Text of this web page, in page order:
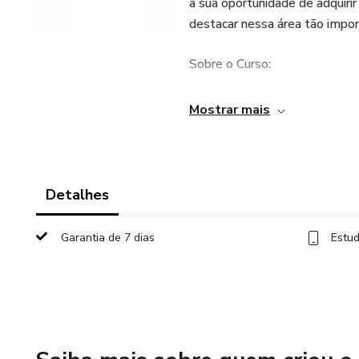
destacar nessa área tão
Sobre o Curso:
O Curso Cuidador Infantil
Fundamentos do Cuidado
Mostrar mais
Detalhes
Garantia de 7 dias